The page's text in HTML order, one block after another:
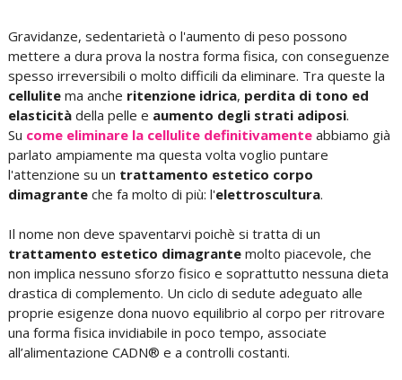
Gravidanze, sedentarietà o l'aumento di peso possono
mettere a dura prova la nostra forma fisica, con conseguenze
spesso irreversibili o molto difficili da eliminare. Tra queste la
cellulite ma anche ritenzione idrica, perdita di tono ed
elasticitàdella pelle e aumento degli strati adiposi.
Su come eliminare la cellulite definitivamenteabbiamo già
parlato ampiamente ma questa volta voglio puntare
l'attenzione su un trattamento estetico corpo
dimagrante che fa molto di più: l'elettroscultura.
Il nome non deve spaventarvi poichè si tratta di un
trattamento estetico dimagrante molto piacevole, che
non implica nessuno sforzo fisico e soprattutto nessuna dieta
drastica di complemento. Un ciclo di sedute adeguato alle
proprie esigenze dona nuovo equilibrio al corpo per ritrovare
una forma fisica invidiabile in poco tempo, associate
all’alimentazione CADN® e a controlli costanti.